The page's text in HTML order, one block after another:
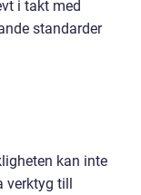
i takt med
standarder
kan inte
verktyg till